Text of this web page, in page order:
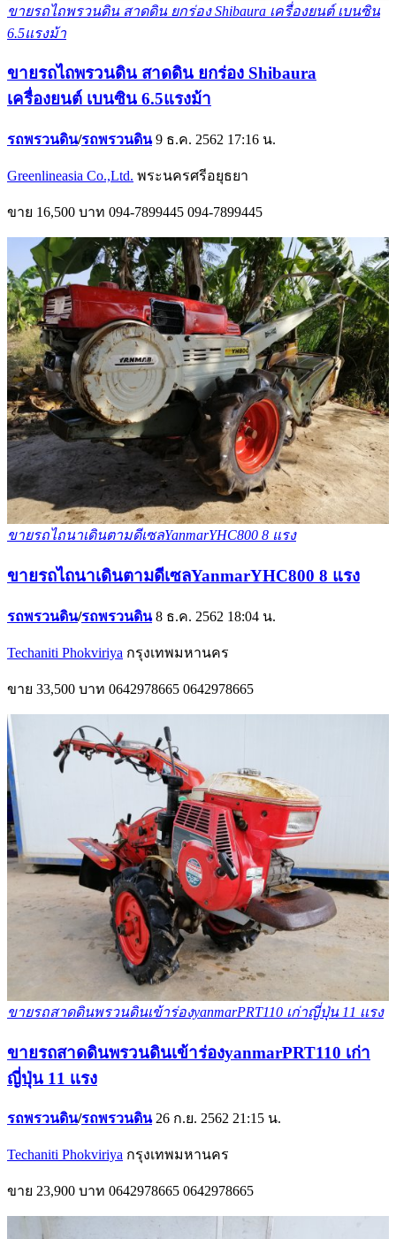
ขายรถไถพรวนดิน สาดดิน ยกร่อง Shibaura เครื่องยนต์ เบนซิน
6.5แรงม้า
ขายรถไถพรวนดิน สาดดิน ยกร่อง Shibaura
เครื่องยนต์ เบนซิน 6.5แรงม้า
รถพรวนดิน/รถพรวนดิน 9 ธ.ค. 2562 17:16 น.
Greenlineasia Co.,Ltd. พระนครศรีอยุธยา
ขาย 16,500 บาท 094-7899445 094-7899445
ขายรถไถนาเดินตามดีเซลYanmarYHC800 8 แรง
ขายรถไถนาเดินตามดีเซลYanmarYHC800 8 แรง
รถพรวนดิน/รถพรวนดิน 8 ธ.ค. 2562 18:04 น.
Techaniti Phokviriya กรุงเทพมหานคร
ขาย 33,500 บาท 0642978665 0642978665
ขายรถสาดดินพรวนดินเข้าร่องyanmarPRT110 เก่าญี่ปุ่น 11 เเรง
ขายรถสาดดินพรวนดินเข้าร่องyanmarPRT110 เก่า
ญี่ปุ่น 11 เเรง
รถพรวนดิน/รถพรวนดิน 26 ก.ย. 2562 21:15 น.
Techaniti Phokviriya กรุงเทพมหานคร
ขาย 23,900 บาท 0642978665 0642978665